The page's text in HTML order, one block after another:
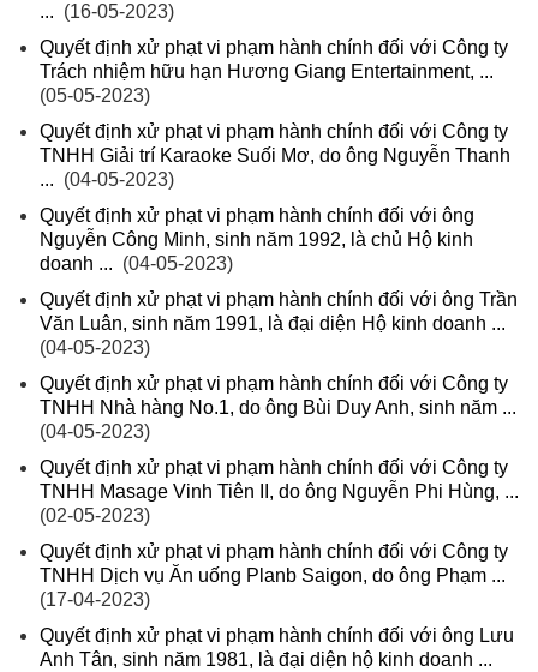
... (16-05-2023)
Quyết định xử phạt vi phạm hành chính đối với Công ty
Trách nhiệm hữu hạn Hương Giang Entertainment, ...
(05-05-2023)
Quyết định xử phạt vi phạm hành chính đối với Công ty
TNHH Giải trí Karaoke Suối Mơ, do ông Nguyễn Thanh
... (04-05-2023)
Quyết định xử phạt vi phạm hành chính đối với ông
Nguyễn Công Minh, sinh năm 1992, là chủ Hộ kinh
doanh ... (04-05-2023)
Quyết định xử phạt vi phạm hành chính đối với ông Trần
Văn Luân, sinh năm 1991, là đại diện Hộ kinh doanh ...
(04-05-2023)
Quyết định xử phạt vi phạm hành chính đối với Công ty
TNHH Nhà hàng No.1, do ông Bùi Duy Anh, sinh năm ...
(04-05-2023)
Quyết định xử phạt vi phạm hành chính đối với Công ty
TNHH Masage Vinh Tiên II, do ông Nguyễn Phi Hùng, ...
(02-05-2023)
Quyết định xử phạt vi phạm hành chính đối với Công ty
TNHH Dịch vụ Ăn uống Planb Saigon, do ông Phạm ...
(17-04-2023)
Quyết định xử phạt vi phạm hành chính đối với ông Lưu
Anh Tân, sinh năm 1981, là đại diện hộ kinh doanh ...